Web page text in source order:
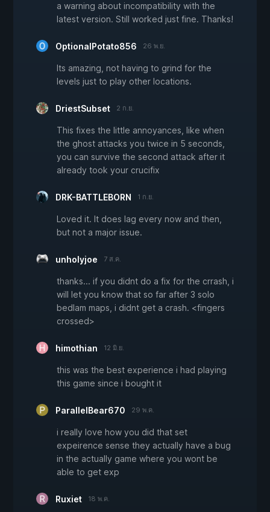
a warning about incompatibility with the
latest version. Still worked just fine. Thanks!
OptionalPotato856 26 พ.ย.
Its amazing, not having to grind for the
levels just to play other locations.
DriestSubset 2 ก.ย.
This fixes the little annoyances, like when
the ghost attacks you twice in 5 seconds,
you can survive the second attack after it
already took your crucifix
DRK-BATTLEBORN 1 ก.ย.
Loved it. It does lag every now and then,
but not a major issue.
unholyjoe 7 ส.ค.
thanks... if you didnt do a fix for the crrash, i
will let you know that so far after 3 solo
bedlam maps, i didnt get a crash. <fingers
crossed>
himothian 12 มิ.ย.
this was the best experience i had playing
this game since i bought it
ParallelBear670 29 พ.ค.
i really love how you did that set
expeirence sense they actually have a bug
in the actually game where you wont be
able to get exp
Ruxiet 18 พ.ค.